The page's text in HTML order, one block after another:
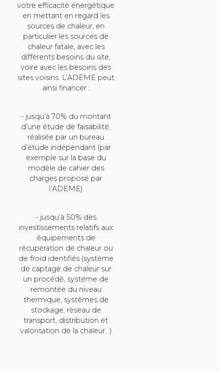
votre efficacité énergétique
en mettant en regard les
sources de chaleur, en
particulier les sources de
chaleur fatale, avec les
différents besoins du site,
voire avec les besoins des
sites voisins. L’ADEME peut
ainsi financer :
- jusqu’à 70% du montant
d’une étude de faisabilité,
réalisée par un bureau
d’étude indépendant (par
exemple sur la base du
modèle de cahier des
charges proposé par
l’ADEME)
- jusqu’à 50% des
investissements relatifs aux
équipements de
récupération de chaleur ou
de froid identifiés (système
de captage de chaleur sur
un procédé, système de
remontée du niveau
thermique, systèmes de
stockage, réseau de
transport, distribution et
valorisation de la chaleur…)